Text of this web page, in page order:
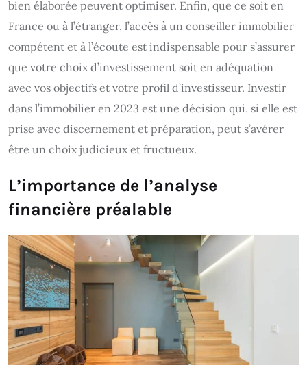
bien élaborée peuvent optimiser. Enfin, que ce soit en
France ou à l’étranger, l’accès à un conseiller immobilier
compétent et à l’écoute est indispensable pour s’assurer
que votre choix d’investissement soit en adéquation
avec vos objectifs et votre profil d’investisseur. Investir
dans l’immobilier en 2023 est une décision qui, si elle est
prise avec discernement et préparation, peut s’avérer
être un choix judicieux et fructueux.
L’importance de l’analyse
financière préalable